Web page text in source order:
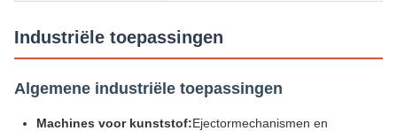
Industriële toepassingen
Algemene industriële toepassingen
Machines voor kunststof:Ejectormechanismen en